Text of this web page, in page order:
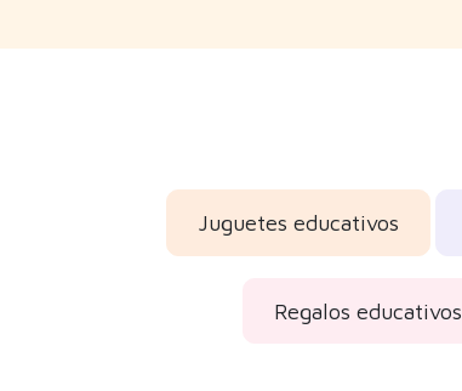
Juguetes educativos
Regalos educativos